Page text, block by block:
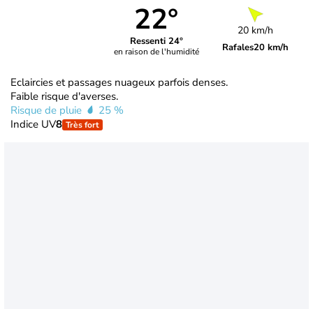
22°
Ressenti 24°
en raison de l'humidité
20 km/h
Rafales20 km/h
Eclaircies et passages nuageux parfois denses.
Faible risque d'averses.
Risque de pluie
25 %
Indice UV8 Très fort